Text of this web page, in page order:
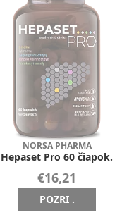
NORSA PHARMA
Hepaset Pro 60 čiapok.
€16,21
POZRI .